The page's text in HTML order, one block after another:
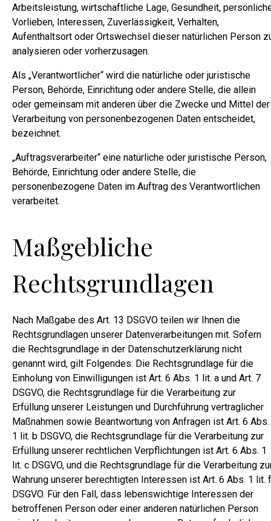
Arbeitsleistung, wirtschaftliche Lage, Gesundheit,
Vorlieben, Interessen, Zuverlässigkeit, Verhalten,
Aufenthaltsort oder Ortswechsel dieser natürlichen Person
analysieren oder vorherzusagen.
Als „Verantwortlicher“ wird die natürliche oder juristische
Person, Behörde, Einrichtung oder andere Stelle, die allein
oder gemeinsam mit anderen über die Zwecke und Mittel der
Verarbeitung von personenbezogenen Daten entscheidet,
bezeichnet.
„Auftragsverarbeiter“ eine natürliche oder juristische Person,
Behörde, Einrichtung oder andere Stelle, die
personenbezogene Daten im Auftrag des Verantwortlichen
verarbeitet.
Maßgebliche
Rechtsgrundlagen
Nach Maßgabe des Art. 13 DSGVO teilen wir Ihnen die
Rechtsgrundlagen unserer Datenverarbeitungen mit. Sofern
die Rechtsgrundlage in der Datenschutzerklärung nicht
genannt wird, gilt Folgendes: Die Rechtsgrundlage für die
Einholung von Einwilligungen ist Art. 6 Abs. 1 lit. a und Art. 7
DSGVO, die Rechtsgrundlage für die Verarbeitung zur
Erfüllung unserer Leistungen und Durchführung vertraglicher
Maßnahmen sowie Beantwortung von Anfragen ist Art. 6 Abs.
1 lit. b DSGVO, die Rechtsgrundlage für die Verarbeitung zur
Erfüllung unserer rechtlichen Verpflichtungen ist Art. 6 Abs. 1
lit. c DSGVO, und die Rechtsgrundlage für die Verarbeitung
Wahrung unserer berechtigten Interessen ist Art. 6 Abs. 1 lit. f
DSGVO. Für den Fall, dass lebenswichtige Interessen der
betroffenen Person oder einer anderen natürlichen Person